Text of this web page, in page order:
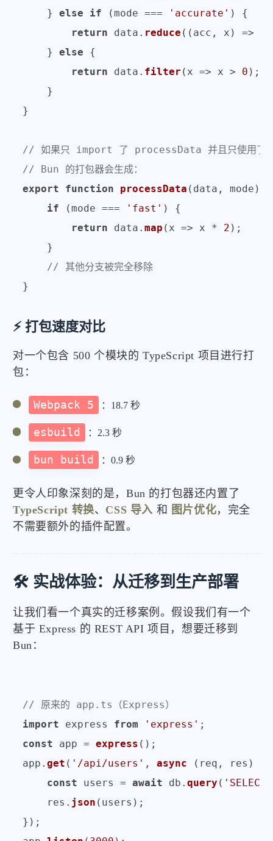
    }
else if (mode === 'accurate' ) {
return data. reduce ( ( acc, x ) =>
    }
else {
return data. filter ( x => x > 0 );
    }
}
// 如果只 import 了 processData 并且只使用
// Bun 的打包器会生成：
export
function processData ( data, mode ) {
if (mode === 'fast' ) {
return data. map ( x => x * 2 );
    }
// 其他分支被完全移除
⚡ 打包速度对比
对一个包含 500 个模块的 TypeScript 项目进行打
包：
Webpack 5 ：18.7 秒
esbuild ：2.3 秒
bun build ：0.9 秒
更令人印象深刻的是，Bun 的打包器还内置了
TypeScript 转换、 CSS 导入 和 图片优化，完全
不需要额外的插件配置。
🛠️ 实战体验：从迁移到生产部署
让我们看一个真实的迁移案例。假设我们有一个
基于 Express 的 REST API 项目，想要迁移到
Bun：
// 原来的 app.ts（Express）
import express from 'express'
const app = express ();
app. get ( '/api/users' , async (req, res)
const users = await db. query (
    res.
json (users);
});